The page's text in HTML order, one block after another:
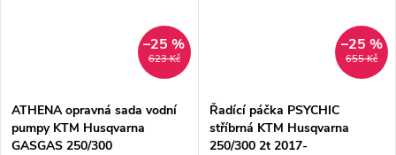
623 Kč
–25 %
ATHENA opravná sada vodní
pumpy KTM Husqvarna
GASGAS 250/300
655 Kč
–25 %
Řadící páčka PSYCHIC
stříbrná KTM Husqvarna
250/300 2t 2017-